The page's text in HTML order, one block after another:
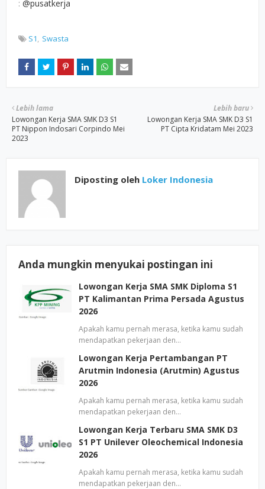
: @pusatkerja
S1 Swasta
Lebih baru
Lowongan Kerja SMA SMK D3 S1
PT Cipta Kridatam Mei 2023
Lebih lama
Lowongan Kerja SMA SMK D3 S1
PT Nippon Indosari Corpindo Mei
2023
Diposting oleh Loker Indonesia
Anda mungkin menyukai postingan ini
Lowongan Kerja SMA SMK Diploma S1
PT Kalimantan Prima Persada Agustus
2026
Apakah kamu pernah merasa, ketika kamu sudah
mendapatkan pekerjaan den…
Lowongan Kerja Pertambangan PT
Arutmin Indonesia (Arutmin) Agustus
2026
Apakah kamu pernah merasa, ketika kamu sudah
mendapatkan pekerjaan den…
Lowongan Kerja Terbaru SMA SMK D3
S1 PT Unilever Oleochemical Indonesia
2026
Apakah kamu pernah merasa, ketika kamu sudah
mendapatkan pekerjaan den…